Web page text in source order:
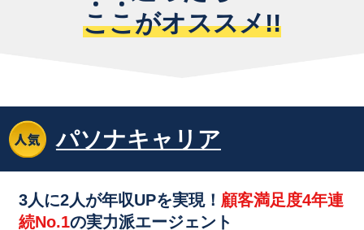
ここがオススメ!!
パソナキャリア
3人に2人が年収UPを実現！ 顧客満足度4年連
続No.1の実力派エージェント